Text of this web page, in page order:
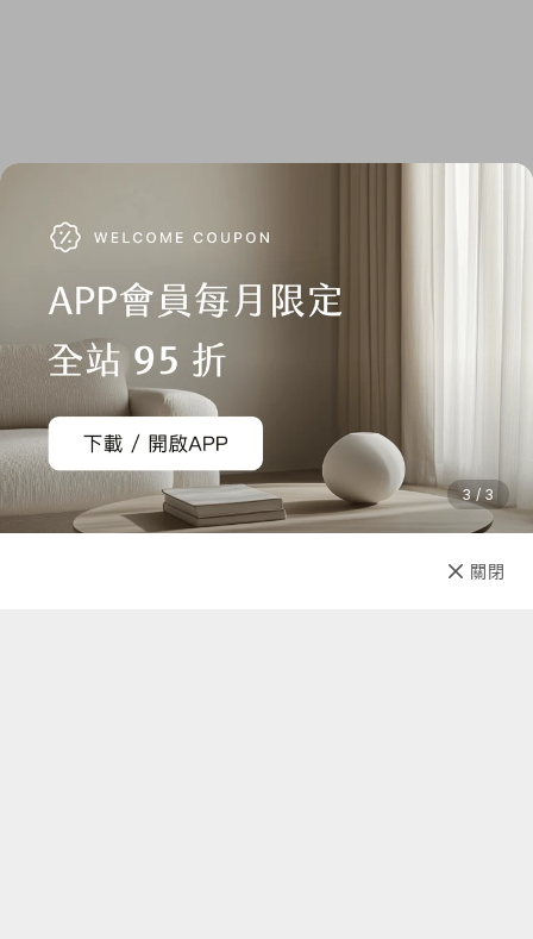
3 / 3
關閉